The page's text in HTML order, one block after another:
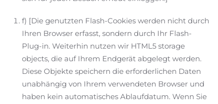
f) [Die genutzten Flash-Cookies werden nicht durch
Ihren Browser erfasst, sondern durch Ihr Flash-
Plug-in. Weiterhin nutzen wir HTML5 storage
objects, die auf Ihrem Endgerät abgelegt werden.
Diese Objekte speichern die erforderlichen Daten
unabhängig von Ihrem verwendeten Browser und
haben kein automatisches Ablaufdatum. Wenn Sie